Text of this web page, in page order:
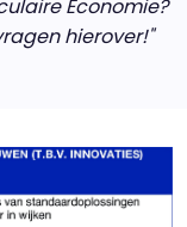
Economie?
hierover!"